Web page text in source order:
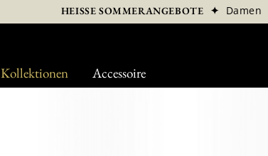
Kollektionen Accessoire
HEISSE SOMMERANGEBOTE ✦ Damen